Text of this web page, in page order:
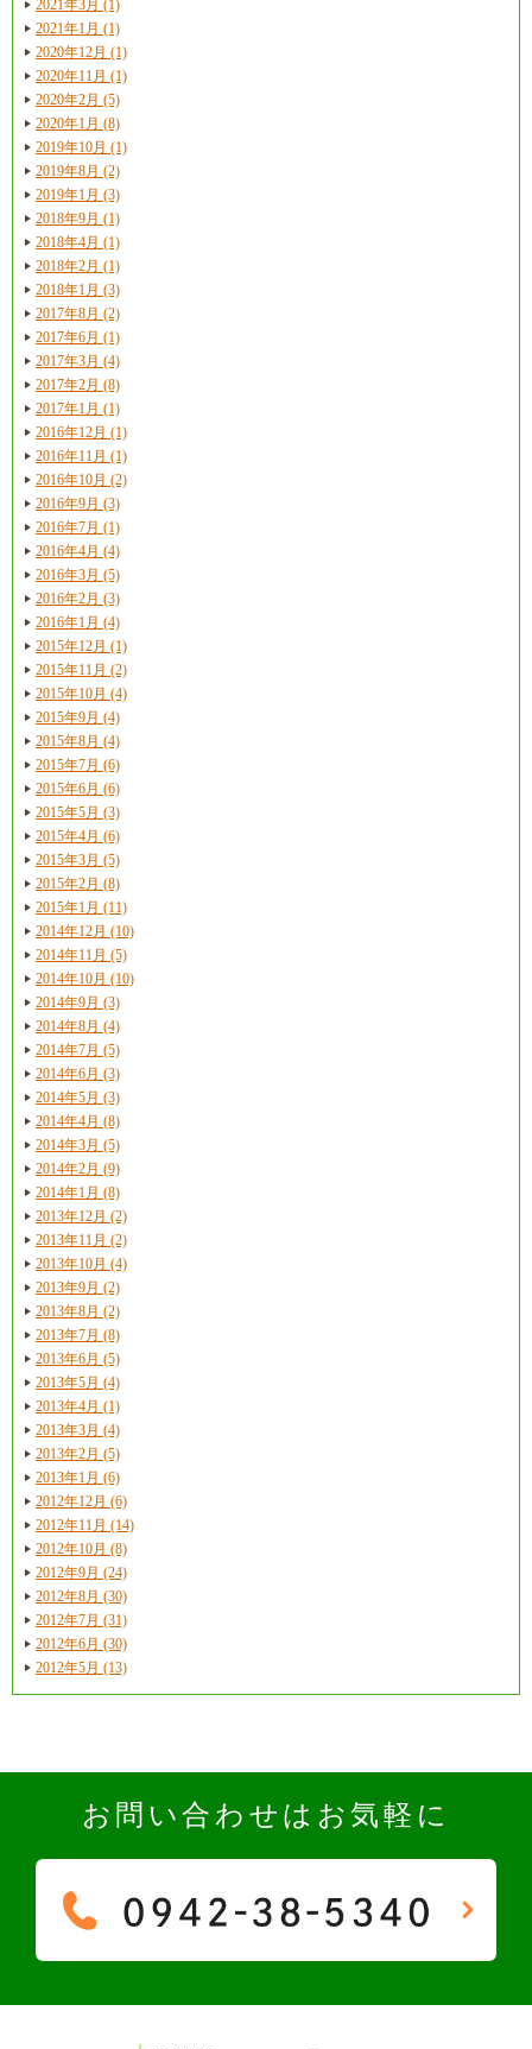
2021年3月 (1)
2021年1月 (1)
2020年12月 (1)
2020年11月 (1)
2020年2月 (5)
2020年1月 (8)
2019年10月 (1)
2019年8月 (2)
2019年1月 (3)
2018年9月 (1)
2018年4月 (1)
2018年2月 (1)
2018年1月 (3)
2017年8月 (2)
2017年6月 (1)
2017年3月 (4)
2017年2月 (8)
2017年1月 (1)
2016年12月 (1)
2016年11月 (1)
2016年10月 (2)
2016年9月 (3)
2016年7月 (1)
2016年4月 (4)
2016年3月 (5)
2016年2月 (3)
2016年1月 (4)
2015年12月 (1)
2015年11月 (2)
2015年10月 (4)
2015年9月 (4)
2015年8月 (4)
2015年7月 (6)
2015年6月 (6)
2015年5月 (3)
2015年4月 (6)
2015年3月 (5)
2015年2月 (8)
2015年1月 (11)
2014年12月 (10)
2014年11月 (5)
2014年10月 (10)
2014年9月 (3)
2014年8月 (4)
2014年7月 (5)
2014年6月 (3)
2014年5月 (3)
2014年4月 (8)
2014年3月 (5)
2014年2月 (9)
2014年1月 (8)
2013年12月 (2)
2013年11月 (2)
2013年10月 (4)
2013年9月 (2)
2013年8月 (2)
2013年7月 (8)
2013年6月 (5)
2013年5月 (4)
2013年4月 (1)
2013年3月 (4)
2013年2月 (5)
2013年1月 (6)
2012年12月 (6)
2012年11月 (14)
2012年10月 (8)
2012年9月 (24)
2012年8月 (30)
2012年7月 (31)
2012年6月 (30)
2012年5月 (13)
お問い合わせはお気軽に